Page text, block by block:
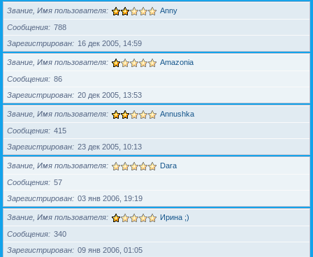
Звание, Имя пользователя Anny
Сообщения
788
Зарегистрирован
16 дек 2005, 14:59
Звание, Имя пользователя Amazonia
Сообщения
86
Зарегистрирован
20 дек 2005, 13:53
Звание, Имя пользователя Annushka
Сообщения
415
Зарегистрирован
23 дек 2005, 10:13
Звание, Имя пользователя Dara
Сообщения
57
Зарегистрирован
03 янв 2006, 19:19
Звание, Имя пользователя Ирина ;)
Сообщения
340
Зарегистрирован
09 янв 2006, 01:05